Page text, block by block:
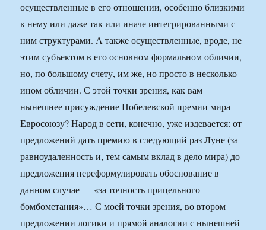
осуществленные в его отношении, особенно близкими
к нему или даже так или иначе интегрированными с
ним структурами. А также осуществленные, вроде, не
этим субъектом в его основном формальном обличии,
но, по большому счету, им же, но просто в несколько
ином обличии. С этой точки зрения, как вам
нынешнее присуждение Нобелевской премии мира
Евросоюзу? Народ в сети, конечно, уже издевается: от
предложений дать премию в следующий раз Луне (за
равноудаленность и, тем самым вклад в дело мира) до
предложения переформулировать обоснование в
данном случае — «за точность прицельного
бомбометания»… С моей точки зрения, во втором
предложении логики и прямой аналогии с нынешней